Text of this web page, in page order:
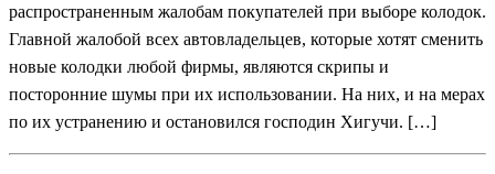
распространенным жалобам покупателей при выборе колодок.
Главной жалобой всех автовладельцев, которые хотят сменить
новые колодки любой фирмы, являются скрипы и
посторонние шумы при их использовании. На них, и на мерах
по их устранению и остановился господин Хигучи. […]